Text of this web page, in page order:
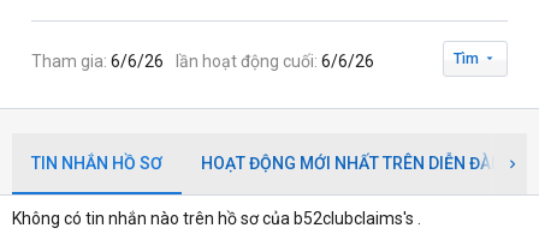
Tham gia 6/6/26 lần hoạt động cuối 6/6/26 Tìm
TIN NHẮN HỒ SƠ HOẠT ĐỘNG MỚI NHẤT TRÊN DIỄN ĐÀN
Không có tin nhắn nào trên hồ sơ của b52clubclaims's .